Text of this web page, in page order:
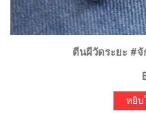
ตีนผีวัดระยะ #จั
หยิบ